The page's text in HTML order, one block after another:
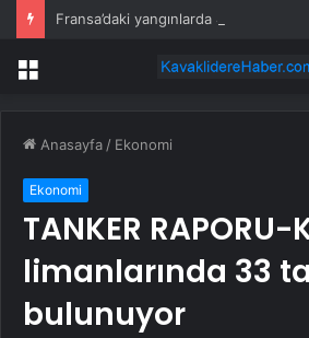
Fransa’daki yangınlarda 4 itfaiye eri
Menü
Anasayfa / Ekonomi
Ekonomi
TANKER
limanlarında 33
bulunuyor